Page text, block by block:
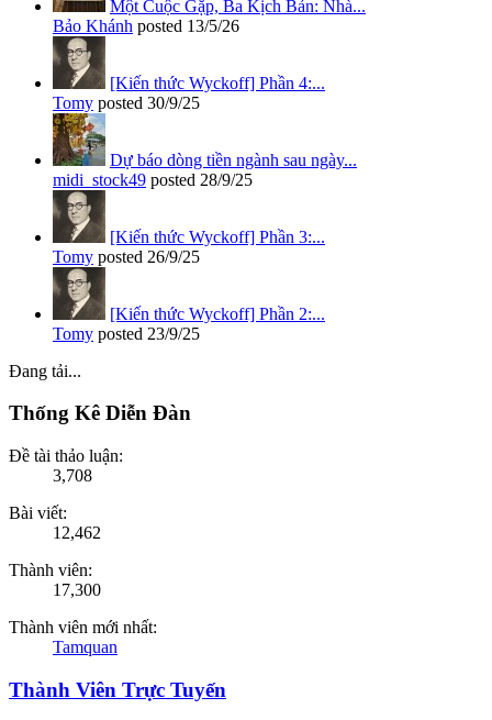
Một Cuộc Gặp, Ba Kịch Bản: Nhà...
Bảo Khánh posted 13/5/26
[Kiến thức Wyckoff] Phần 4:...
Tomy posted 30/9/25
Dự báo dòng tiền ngành sau ngày...
midi_stock49 posted 28/9/25
[Kiến thức Wyckoff] Phần 3:...
Tomy posted 26/9/25
[Kiến thức Wyckoff] Phần 2:...
Tomy posted 23/9/25
Đang tải...
Thống Kê Diễn Đàn
Đề tài thảo luận:
3,708
Bài viết:
12,462
Thành viên:
17,300
Thành viên mới nhất:
Tamquan
Thành Viên Trực Tuyến